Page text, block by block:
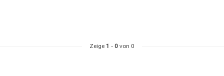
Zeige 1 - 0 von 0